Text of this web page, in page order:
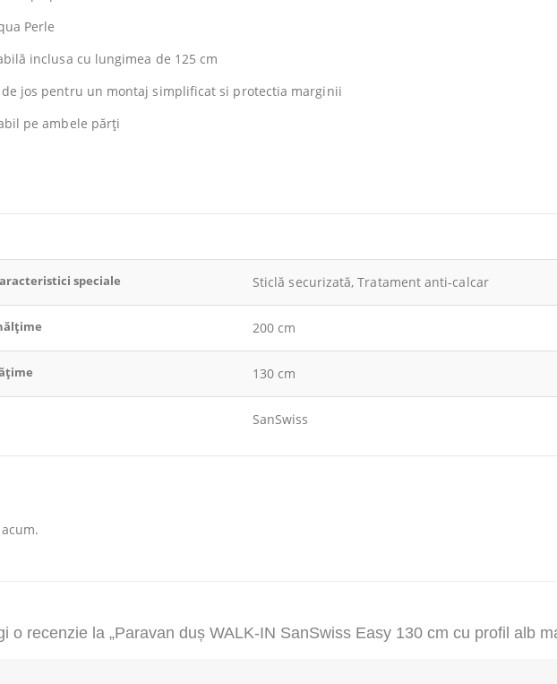
Perle
inclusa cu lungimea de 125 cm
jos pentru un montaj simplificat si protectia marginii
pe ambele părți
speciale Sticlă securizată, Tratament anti-calcar
200 cm
130 cm
SanSwiss
o recenzie la „Paravan duș WALK-IN SanSwiss Easy 130 cm cu profil alb